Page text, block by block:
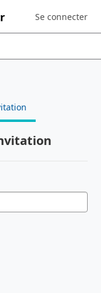
Sign in to your
Se connecter